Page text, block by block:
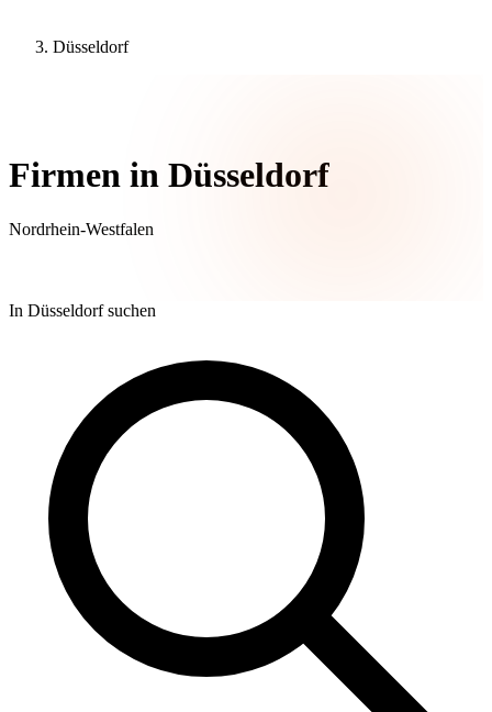
Düsseldorf
Firmen in Düsseldorf
Nordrhein-Westfalen
In Düsseldorf suchen